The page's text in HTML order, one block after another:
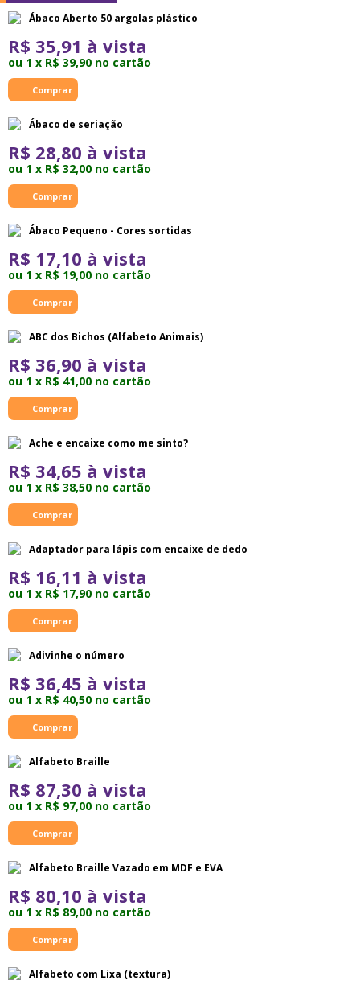
Ábaco Aberto 50 argolas plástico
R$ 35,91 à vista
ou 1 x R$ 39,90 no cartão
Ábaco de seriação
R$ 28,80 à vista
ou 1 x R$ 32,00 no cartão
Ábaco Pequeno - Cores sortidas
R$ 17,10 à vista
ou 1 x R$ 19,00 no cartão
ABC dos Bichos (Alfabeto Animais)
R$ 36,90 à vista
ou 1 x R$ 41,00 no cartão
Ache e encaixe como me sinto?
R$ 34,65 à vista
ou 1 x R$ 38,50 no cartão
Adaptador para lápis com encaixe de dedo
R$ 16,11 à vista
ou 1 x R$ 17,90 no cartão
Adivinhe o número
R$ 36,45 à vista
ou 1 x R$ 40,50 no cartão
Alfabeto Braille
R$ 87,30 à vista
ou 1 x R$ 97,00 no cartão
Alfabeto Braille Vazado em MDF e EVA
R$ 80,10 à vista
ou 1 x R$ 89,00 no cartão
Alfabeto com Lixa (textura)